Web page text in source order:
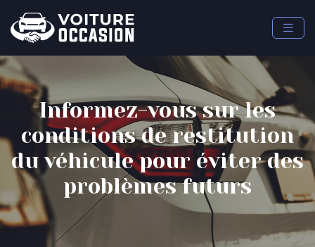
Informez-vous sur les
conditions de restitution
du véhicule pour éviter des
problèmes futurs